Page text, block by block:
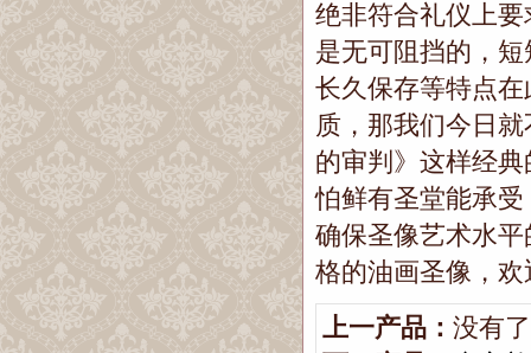
绝非符合礼仪上
是无可阻挡的，
长久保存等特点
质，那我们今日
的审判》这样经
怕鲜有圣堂能承
确保圣像艺术水
格的油画圣像，欢
上一产品： 没有